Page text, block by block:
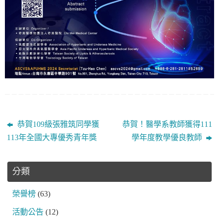
恭賀109級張雅筑同學獲
113年全國大專優秀青年獎
恭賀！醫學系教師獲得111
學年度教學優良教師
分類
榮譽榜 (63)
活動公告 (12)